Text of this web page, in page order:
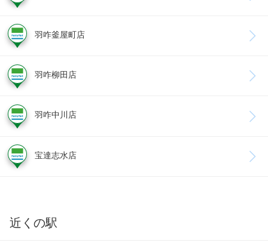
羽咋釜屋町店
羽咋柳田店
羽咋中川店
宝達志水店
近くの駅